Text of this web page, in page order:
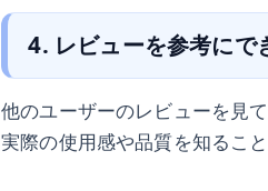
4. レビューを参考にで
他のユーザーのレビューを見
実際の使用感や品質を知るこ